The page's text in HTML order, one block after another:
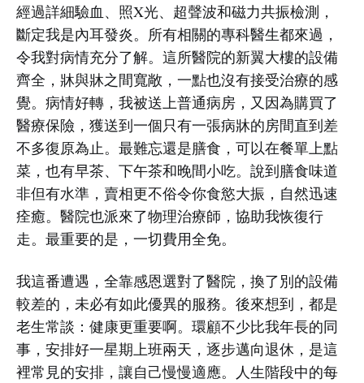
經過詳細驗血、照X光、超聲波和磁力共振檢測，
斷定我是內耳發炎。所有相關的專科醫生都來過，
令我對病情充分了解。這所醫院的新翼大樓的設備
齊全，牀與牀之間寬敞，一點也沒有接受治療的感
覺。病情好轉，我被送上普通病房，又因為購買了
醫療保險，獲送到一個只有一張病牀的房間直到差
不多復原為止。最難忘還是膳食，可以在餐單上點
菜，也有早茶、下午茶和晚間小吃。說到膳食味道
非但有水準，賣相更不俗令你食慾大振，自然迅速
痊癒。醫院也派來了物理治療師，協助我恢復行
走。最重要的是，一切費用全免。
我這番遭遇，全靠感恩選對了醫院，換了別的設備
較差的，未必有如此優異的服務。後來想到，都是
老生常談：健康更重要啊。環顧不少比我年長的同
事，安排好一星期上班兩天，逐步邁向退休，是這
裡常見的安排，讓自己慢慢適應。人生階段中的每